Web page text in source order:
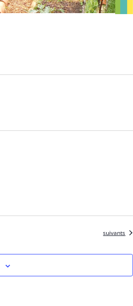
Évènements
suivants